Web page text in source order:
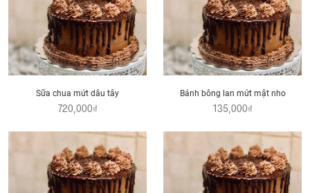
Sữa chua mứt dâu tây
720,000₫
Bánh bông lan mứt mật nho
135,000₫